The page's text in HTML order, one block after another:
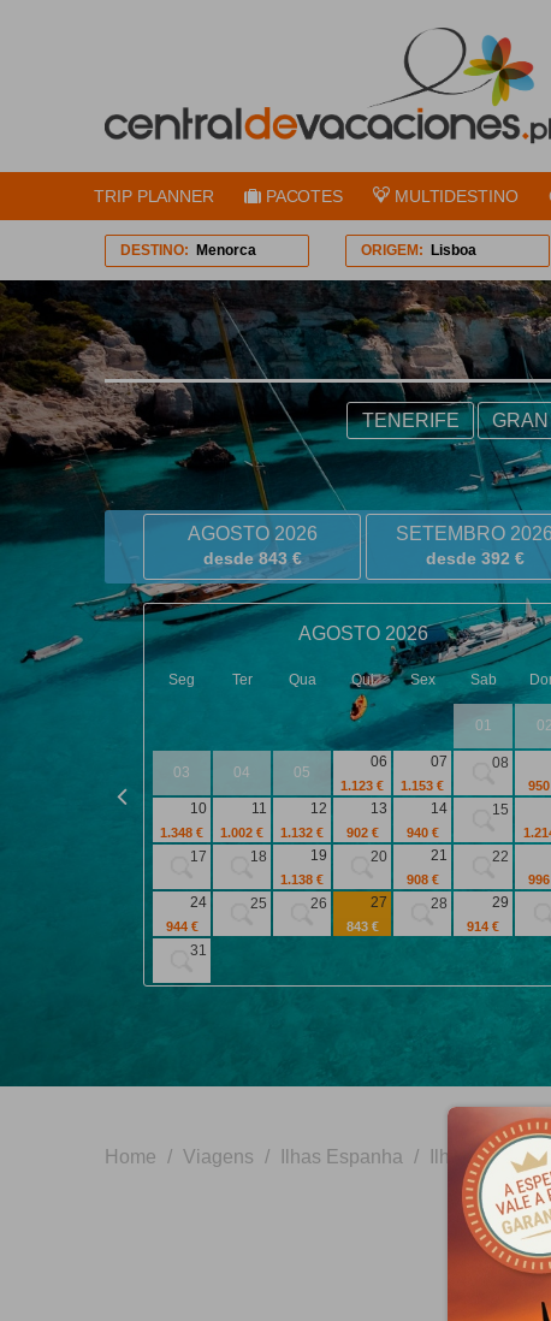
TRIP PLANNER PACOTES MULTIDESTINO
DESTINO: Menorca ORIGEM: Lisboa
TENERIFE
AGOSTO 2026
desde 843 €
SETEMBRO 2026
desde 392 €
AGOSTO 2026
Seg Ter Qua Qui Sex Sab
01 02
03 04 05
06
1.123 €
07
1.153 €
08
10
1.348 €
11
1.002 €
12
1.132 €
13
902 €
14
940 €
15
17 18 19
1.138 €
20 21
908 €
22
24
944 €
25 26 27
843 €
28 29
914 €
31
Home / Viagens / Ilhas Espanha / Ilhas Baleares